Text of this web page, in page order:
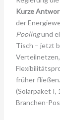
Kurze
der
Poolingund
Tisch – jetzt
früher
(Solarpaket I,
Branchen-